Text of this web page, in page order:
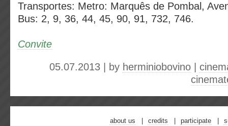
Transportes: Metro: Marquês de Pombal,
Bus: 2, 9, 36, 44, 45, 90, 91, 732, 746.
Convite
05.07.2013 | by herminiobovino
about us credits participate